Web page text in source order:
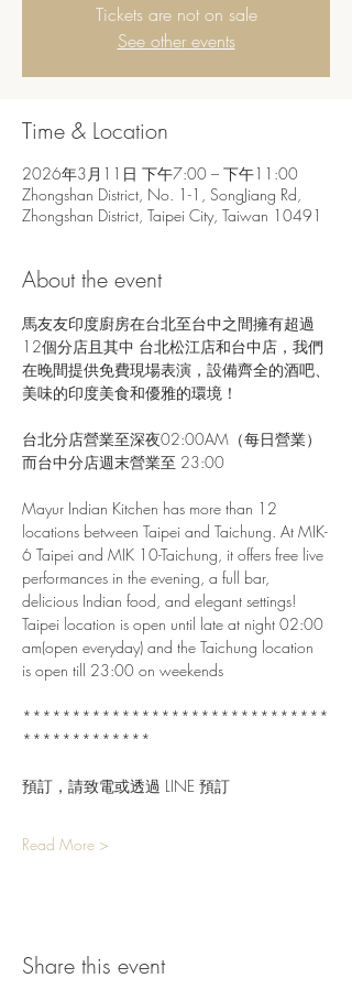
Tickets are not on sale
See other events
Time & Location
2026年3月11日 下午7:00 – 下午11:00
Zhongshan District, No. 1-1, SongJiang Rd,
Zhongshan District, Taipei City, Taiwan 10491
About the event
馬友友印度廚房在台北至台中之間擁有超過
12個分店且其中 台北松江店和台中店，我們
在晚間提供免費現場表演，設備齊全的酒吧、
美味的印度美食和優雅的環境！
台北分店營業至深夜02:00AM（每日營業）
而台中分店週末營業至 23:00
Mayur Indian Kitchen has more than 12
locations between Taipei and Taichung. At MIK-
6 Taipei and MIK 10-Taichung, it offers free live
performances in the evening, a full bar,
delicious Indian food, and elegant settings!
Taipei location is open until late at night 02:00
am(open everyday) and the Taichung location
is open till 23:00 on weekends
*******************************
*************
預訂，請致電或透過 LINE 預訂
Read More >
Share this event